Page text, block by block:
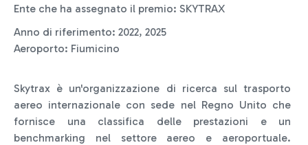
Ente che ha assegnato il premio: SKYTRAX
Anno di riferimento: 2022, 2025
Aeroporto: Fiumicino
Skytrax è un'organizzazione di ricerca sul trasporto
aereo internazionale con sede nel Regno Unito che
fornisce una classifica delle prestazioni e un
benchmarking nel settore aereo e aeroportuale.